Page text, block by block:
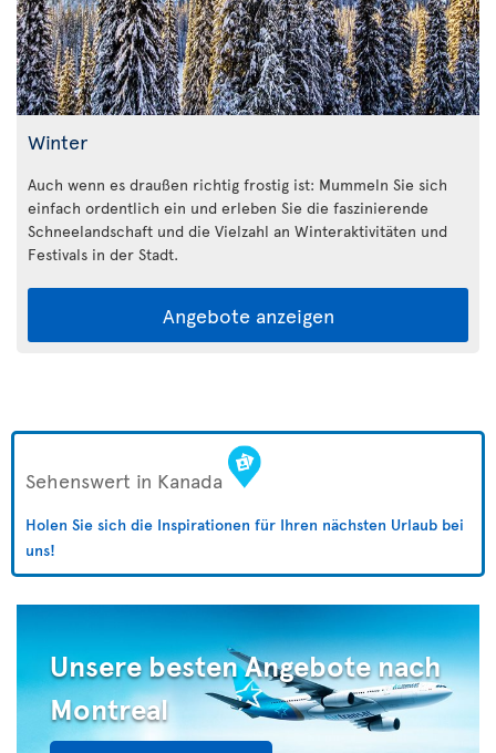
Winter
Auch wenn es draußen richtig frostig ist: Mummeln Sie sich
einfach ordentlich ein und erleben Sie die faszinierende
Schneelandschaft und die Vielzahl an Winteraktivitäten und
Festivals in der Stadt.
Angebote anzeigen
Sehenswert in Kanada
Holen Sie sich die Inspirationen für Ihren nächsten Urlaub bei
uns!
Unsere besten Angebote nach
Montreal